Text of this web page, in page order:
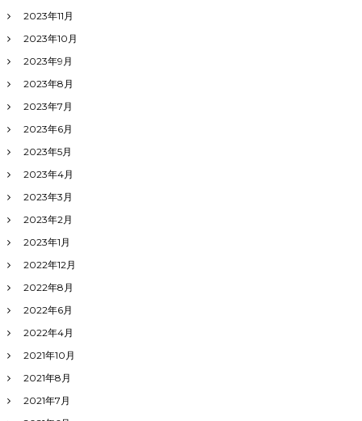
2023年11月
2023年10月
2023年9月
2023年8月
2023年7月
2023年6月
2023年5月
2023年4月
2023年3月
2023年2月
2023年1月
2022年12月
2022年8月
2022年6月
2022年4月
2021年10月
2021年8月
2021年7月